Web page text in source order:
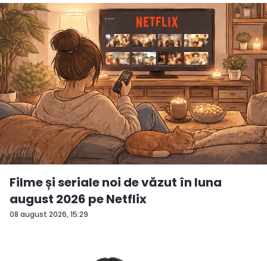
08 august 2026, 15:29
Filme și seriale noi de văzut în luna
august 2026 pe Netflix